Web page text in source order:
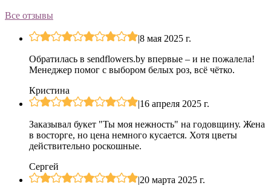
Все отзывы
|8 мая 2025 г.
Обратилась в sendflowers.by впервые – и не пожалела!
Менеджер помог с выбором белых роз, всё чётко.
Кристина
|16 апреля 2025 г.
Заказывал букет "Ты моя нежность" на годовщину. Жена
в восторге, но цена немного кусается. Хотя цветы
действительно роскошные.
Сергей
|20 марта 2025 г.